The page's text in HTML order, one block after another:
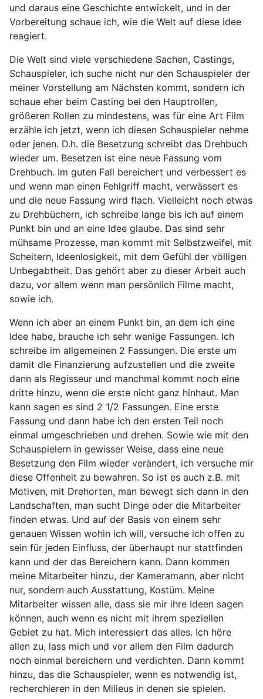
und daraus eine Geschichte entwickelt, und in der
Vorbereitung schaue ich, wie die Welt auf diese Idee
reagiert.
Die Welt sind viele verschiedene Sachen, Castings,
Schauspieler, ich suche nicht nur den Schauspieler der
meiner Vorstellung am Nächsten kommt, sondern ich
schaue eher beim Casting bei den Hauptrollen,
größeren Rollen zu mindestens, was für eine Art Film
erzähle ich jetzt, wenn ich diesen Schauspieler nehme
oder jenen. D.h. die Besetzung schreibt das Drehbuch
wieder um. Besetzen ist eine neue Fassung vom
Drehbuch. Im guten Fall bereichert und verbessert es
und wenn man einen Fehlgriff macht, verwässert es
und die neue Fassung wird flach. Vielleicht noch etwas
zu Drehbüchern, ich schreibe lange bis ich auf einem
Punkt bin und an eine Idee glaube. Das sind sehr
mühsame Prozesse, man kommt mit Selbstzweifel, mit
Scheitern, Ideenlosigkeit, mit dem Gefühl der völligen
Unbegabtheit. Das gehört aber zu dieser Arbeit auch
dazu, vor allem wenn man persönlich Filme macht,
sowie ich.
Wenn ich aber an einem Punkt bin, an dem ich eine
Idee habe, brauche ich sehr wenige Fassungen. Ich
schreibe im allgemeinen 2 Fassungen. Die erste um
damit die Finanzierung aufzustellen und die zweite
dann als Regisseur und manchmal kommt noch eine
dritte hinzu, wenn die erste nicht ganz hinhaut. Man
kann sagen es sind 2 1/2 Fassungen. Eine erste
Fassung und dann habe ich den ersten Teil noch
einmal umgeschrieben und drehen. Sowie wie mit den
Schauspielern in gewisser Weise, dass eine neue
Besetzung den Film wieder verändert, ich versuche mir
diese Offenheit zu bewahren. So ist es auch z.B. mit
Motiven, mit Drehorten, man bewegt sich dann in den
Landschaften, man sucht Dinge oder die Mitarbeiter
finden etwas. Und auf der Basis von einem sehr
genauen Wissen wohin ich will, versuche ich offen zu
sein für jeden Einfluss, der überhaupt nur stattfinden
kann und der das Bereichern kann. Dann kommen
meine Mitarbeiter hinzu, der Kameramann, aber nicht
nur, sondern auch Ausstattung, Kostüm. Meine
Mitarbeiter wissen alle, dass sie mir ihre Ideen sagen
können, auch wenn es nicht mit ihrem speziellen
Gebiet zu hat. Mich interessiert das alles. Ich höre
allen zu, lass mich und vor allem den Film dadurch
noch einmal bereichern und verdichten. Dann kommt
hinzu, das die Schauspieler, wenn es notwendig ist,
recherchieren in den Milieus in denen sie spielen.